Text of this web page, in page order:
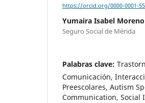
https://orcid.org/0000-0001-
Yumaira Isabel Moreno
Seguro Social de Mérida
Palabras clave:
Comunicación,
Preescolares, Autism
Communication,